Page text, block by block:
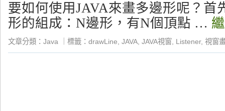
要如何使用JAVA來畫多邊形呢？首
形的組成：N邊形，有N個頂點 …
文章分類： Java 標籤： drawLine JAVA JAVA視窗 Listener, 視窗